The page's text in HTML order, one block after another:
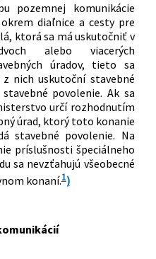
pozemnej komunikácie
diaľnice a cesty pre
ktorá sa má uskutočniť v
alebo viacerých
úradov, tieto sa
nich uskutoční stavebné
povolenie. Ak sa
určí rozhodnutím
úrad, ktorý toto konanie
stavebné povolenie. Na
príslušnosti špeciálneho
sa nevzťahujú všeobecné
konaní.1)